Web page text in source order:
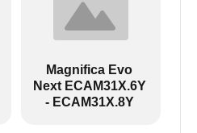
EX:2:
Magnifica Evo
Next ECAM31X.6Y
- ECAM31X.8Y